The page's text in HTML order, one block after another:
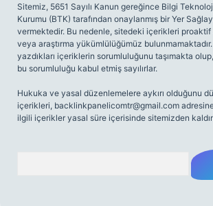
Sitemiz, 5651 Sayılı Kanun gereğince Bilgi
Kurumu (BTK) tarafından onaylanmış bir Yer
vermektedir. Bu nedenle, sitedeki içerikleri
veya araştırma yükümlülüğümüz
yazdıkları içeriklerin sorumluluğunu taşımakta
bu sorumluluğu kabul etmiş sayılırlar.
Hukuka ve yasal düzenlemelere aykırı olduğunu
içerikleri, backlinkpanelicomtr@gmail.com
ilgili içerikler yasal süre içerisinde sitemizden